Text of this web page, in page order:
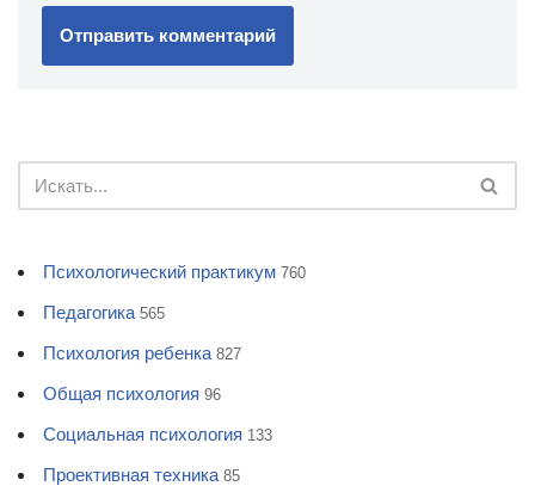
Психологический практикум 760
Педагогика 565
Психология ребенка 827
Общая психология 96
Социальная психология 133
Проективная техника 85